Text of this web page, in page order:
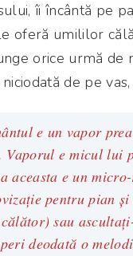
îi încântă pe
oferă umililor
orice urmă de
de pe
e un vapor
Vaporul e micul lui
aceasta e un
pentru pian
sau
deodată o